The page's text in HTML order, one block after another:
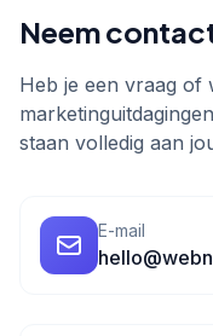
Neem
Heb je een vraag of
staan volledig aan
E-mail